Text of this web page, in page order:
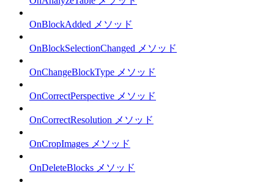
OnBlockAdded メソッド
OnBlockSelectionChanged メソッド
OnChangeBlockType メソッド
OnCorrectPerspective メソッド
OnCorrectResolution メソッド
OnCropImages メソッド
OnDeleteBlocks メソッド